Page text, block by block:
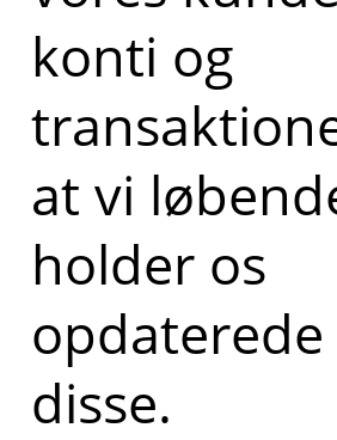
konti og
at vi
holder os
disse.